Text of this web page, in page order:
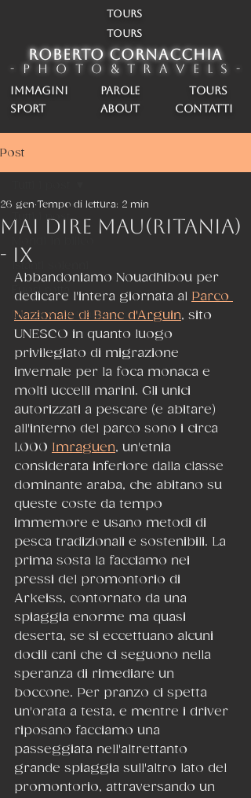
TOURS
TOURS
ROBERTO CORNACCHIA
- P h o t o & T r a v e l s -
IMMAGINI
SPORT
PAROLE
about
TOURS
CONTATTI
Post
Tutti i post
Istanti solenni
Fuori rotta
Dispacci di viaggio
MAI DIRE MAU(RITANIA)
- IX
26 gen Tempo di lettura: 2 min
Abbandoniamo Nouadhibou per
dedicare l'intera giornata al Parco
Nazionale di Banc d'Arguin, sito
UNESCO in quanto luogo
privilegiato di migrazione
invernale per la foca monaca e
molti uccelli marini. Gli unici
autorizzati a pescare (e abitare)
all'interno del parco sono i circa
1.000 Imraguen, un'etnia
considerata inferiore dalla classe
dominante araba, che abitano su
queste coste da tempo
immemore e usano metodi di
pesca tradizionali e sostenibili. La
prima sosta la facciamo nei
pressi del promontorio di
Arkeiss, contornato da una
spiaggia enorme ma quasi
deserta, se si eccettuano alcuni
docili cani che ci seguono nella
speranza di rimediare un
boccone. Per pranzo ci spetta
un'orata a testa, e mentre i driver
riposano facciamo una
passeggiata nell'altrettanto
grande spiaggia sull'altro lato del
promontorio, attraversando un